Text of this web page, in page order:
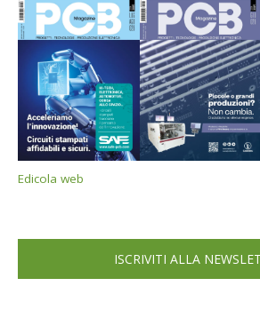
Edicola web
ISCRIVITI ALLA